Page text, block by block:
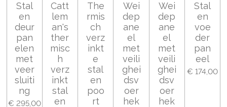
Stal
en
deur
pan
elen
met
veer
sluiti
ng
€ 295,00
Catt
lem
an's
ther
misc
h
verz
inkt
stal
en
The
rmis
ch
verz
inkt
e
stal
en
poo
rt
Wei
dep
ane
el
met
veili
ghei
dsv
oer
hek
Wei
dep
ane
el
met
veili
ghei
dsv
oer
hek
Stal
en
voe
der
pan
eel
€ 174,00